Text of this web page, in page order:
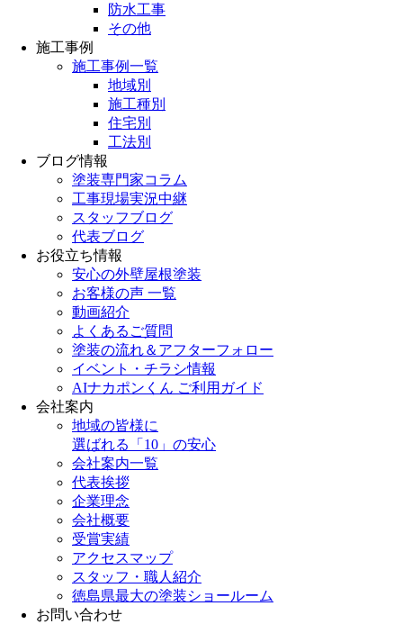
防水工事
その他
施工事例
施工事例一覧
地域別
施工種別
住宅別
工法別
ブログ情報
塗装専門家コラム
工事現場実況中継
スタッフブログ
代表ブログ
お役立ち情報
安心の外壁屋根塗装
お客様の声 一覧
動画紹介
よくあるご質問
塗装の流れ＆アフターフォロー
イベント・チラシ情報
AIナカポンくん ご利用ガイド
会社案内
地域の皆様に
選ばれる「10」の安心
会社案内一覧
代表挨拶
企業理念
会社概要
受賞実績
アクセスマップ
スタッフ・職人紹介
徳島県最大の塗装ショールーム
お問い合わせ